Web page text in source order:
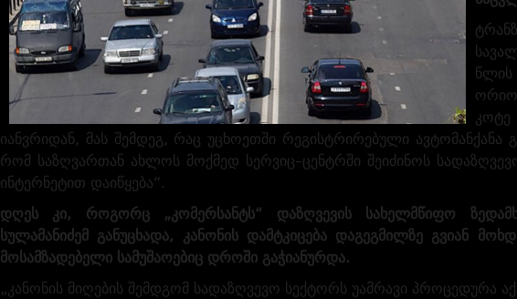
იანვრიდან, მას შემდეგ, რაც უცხოეთში რეგისტრირებული ავტომანქანა
რომ საზღვართან ახლოს მოქმედ სერვიც–ცენტრში შეიძინოს
ინტერნეტით დაიწყება“.
დღეს კი, როგორც „კომერსანტს“ დაზღვევის სახელმწიფო
სულამანიძემ განუცხადა, კანონის დამტკიცება დაგეგმილზე გვიან
მოსამზადებელი სამუშაოებიც დროში გაჭიანურდა.
„კანონის მიღების შემდგომ სადაზღვევო სექტორს უამრავი პროცედურა